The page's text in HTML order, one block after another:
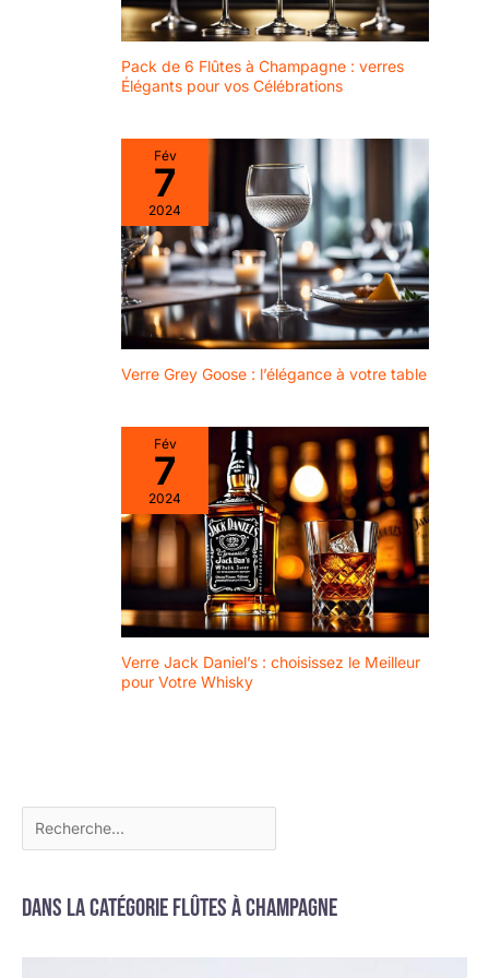
Pack de 6 Flûtes à Champagne : verres
Élégants pour vos Célébrations
Fév
7
2024
Verre Grey Goose : l’élégance à votre table
Fév
7
2024
Verre Jack Daniel’s : choisissez le Meilleur
pour Votre Whisky
Dans la catégorie Flûtes à champagne